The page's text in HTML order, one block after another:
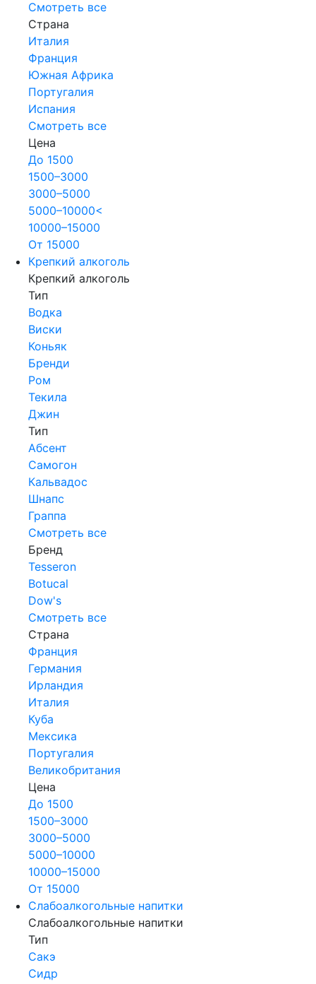
Смотреть все
Страна
Италия
Франция
Южная Африка
Португалия
Испания
Смотреть все
Цена
До 1500
1500–3000
3000–5000
5000–10000<
10000–15000
От 15000
Крепкий алкоголь
Крепкий алкоголь
Тип
Водка
Виски
Коньяк
Бренди
Ром
Текила
Джин
Тип
Абсент
Самогон
Кальвадос
Шнапс
Граппа
Смотреть все
Бренд
Tesseron
Botucal
Dow's
Смотреть все
Страна
Франция
Германия
Ирландия
Италия
Куба
Мексика
Португалия
Великобритания
Цена
До 1500
1500–3000
3000–5000
5000–10000
10000–15000
От 15000
Слабоалкогольные напитки
Слабоалкогольные напитки
Тип
Сакэ
Сидр